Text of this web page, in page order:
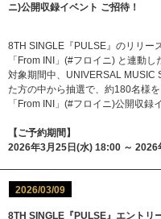
ニ)公開収録イベント ご招待！
8TH SINGLE『PULSE』のリリー
「From INI」(#フロイニ) と連動
対象期間中、UNIVERSAL MUSIC
た方の中から抽選で、約180名様
「From INI」(#フロイニ)公開収録
【ご予約期間】
2026年3月25日(水) 18:00 ～
2026/03/09
8TH SINGLE『PULSE』エントリ